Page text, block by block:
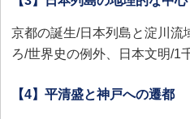
京都の誕生/日本列島と淀川流
ろ/世界史の例外、日本文明/1
【4】平清盛と神戸への遷都